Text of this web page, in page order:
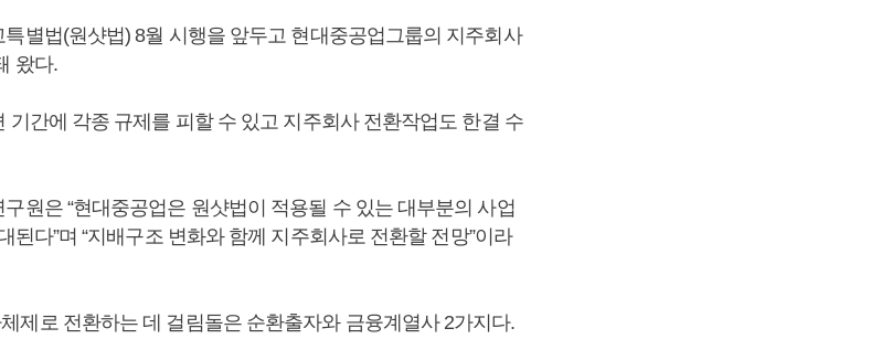
별법(원샷법) 8월 시행을 앞두고 현대중공업그룹의 지주회사
왔다.
기간에 각종 규제를 피할 수 있고 지주회사 전환작업도 한결 수
원은 “현대중공업은 원샷법이 적용될 수 있는 대부분의 사업
된다”며 “지배구조 변화와 함께 지주회사로 전환할 전망”이라
제로 전환하는 데 걸림돌은 순환출자와 금융계열사 2가지다.